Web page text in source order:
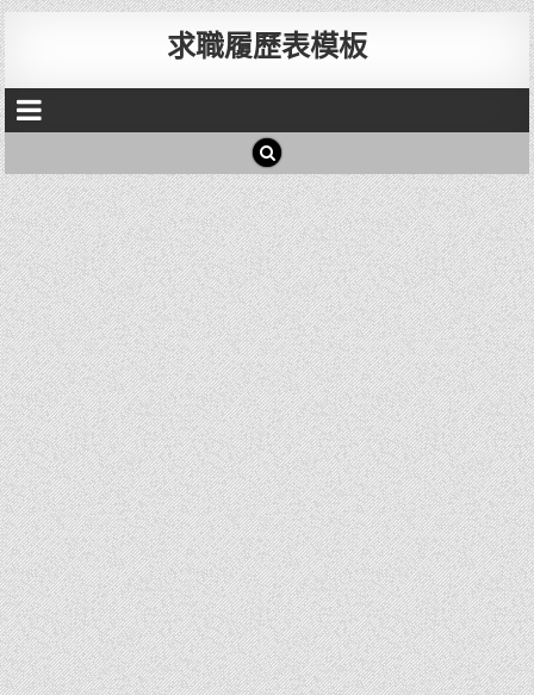
求職履歷表模板